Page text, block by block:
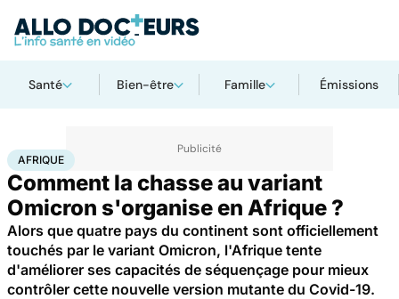
Santé Bien-être Famille Émissions
AccueilSanté Maladies infectieuses
AFRIQUE
Comment la chasse au variant
Omicron s'organise en Afrique ?
Alors que quatre pays du continent sont officiellement
touchés par le variant Omicron, l'Afrique tente
d'améliorer ses capacités de séquençage pour mieux
contrôler cette nouvelle version mutante du Covid-19.